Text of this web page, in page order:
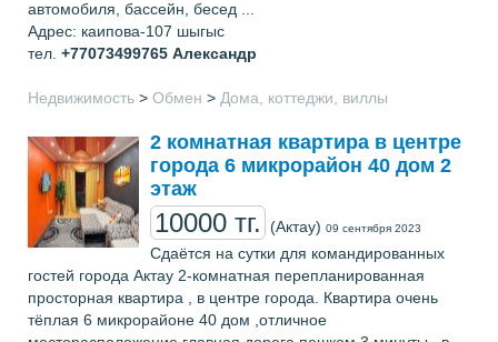
автомобиля, бассейн, бесед ...
Адрес: каипова-107 шыгыс
тел. +77073499765 Александр
Недвижимость > Обмен > Дома, коттеджи, виллы
2 комнатная квартира в центре
города 6 микрорайон 40 дом 2
этаж
10000 тг. (Актау) 09 сентября 2023
Сдаётся на сутки для командированных
гостей города Актау 2-комнатная перепланированная
просторная квартира , в центре города. Квартира очень
тёплая 6 микрорайоне 40 дом ,отличное